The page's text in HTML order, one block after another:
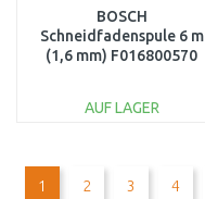
BOSCH
Schneidfadenspule 6 m
(1,6 mm) F016800570
AUF LAGER
Vergleichen
1 2 3 4